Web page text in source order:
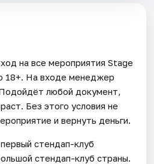
на все мероприятия Stage
18+. На входе менеджер
любой документ,
Без этого условия не
и вернуть деньги.
стендап-клуб
стендап-клуб страны.